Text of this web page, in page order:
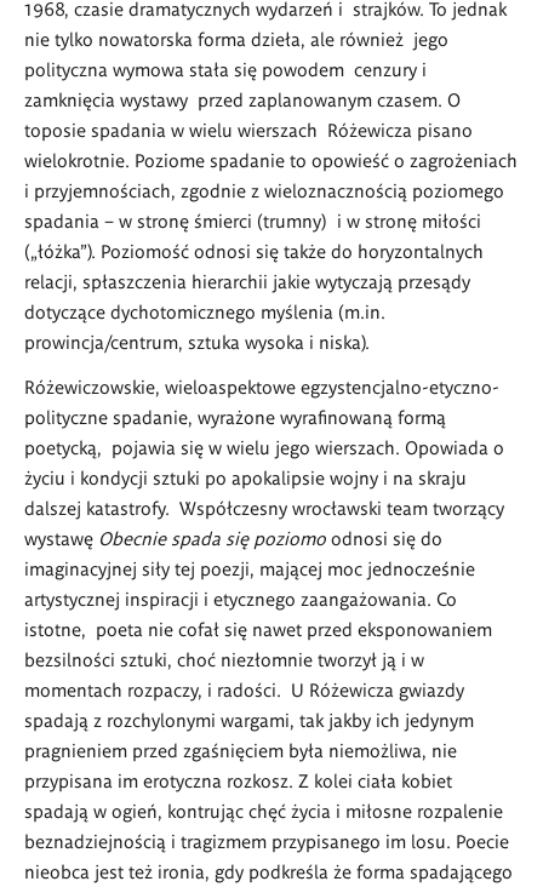
1968, czasie dramatycznych wydarzeń i strajków. To jednak
nie tylko nowatorska forma dzieła, ale również jego
polityczna wymowa stała się powodem cenzury i
zamknięcia wystawy przed zaplanowanym czasem. O
toposie spadania w wielu wierszach Różewicza pisano
wielokrotnie. Poziome spadanie to opowieść o zagrożeniach
i przyjemnościach, zgodnie z wieloznacznością poziomego
spadania – w stronę śmierci (trumny) i w stronę miłości
(„łóżka”). Poziomość odnosi się także do horyzontalnych
relacji, spłaszczenia hierarchii jakie wytyczają przesądy
dotyczące dychotomicznego myślenia (m.in.
prowincja/centrum, sztuka wysoka i niska).
Różewiczowskie, wieloaspektowe egzystencjalno-etyczno-
polityczne spadanie, wyrażone wyrafinowaną formą
poetycką, pojawia się w wielu jego wierszach. Opowiada o
życiu i kondycji sztuki po apokalipsie wojny i na skraju
dalszej katastrofy. Współczesny wrocławski team tworzący
wystawę Obecnie spada się poziomo odnosi się do
imaginacyjnej siły tej poezji, mającej moc jednocześnie
artystycznej inspiracji i etycznego zaangażowania. Co
istotne, poeta nie cofał się nawet przed eksponowaniem
bezsilności sztuki, choć niezłomnie tworzył ją i w
momentach rozpaczy, i radości. U Różewicza gwiazdy
spadają z rozchylonymi wargami, tak jakby ich jedynym
pragnieniem przed zgaśnięciem była niemożliwa, nie
przypisana im erotyczna rozkosz. Z kolei ciała kobiet
spadają w ogień, kontrując chęć życia i miłosne rozpalenie
beznadziejnością i tragizmem przypisanego im losu. Poecie
nieobca jest też ironia, gdy podkreśla że forma spadającego